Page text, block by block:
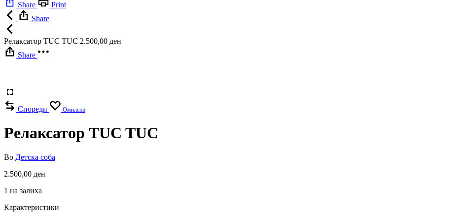
Share
Print
Share
Релаксатор TUC TUC 2.500,00 ден
Share
Спореди Омилени
Релаксатор TUC TUC
Во Детска соба
2.500,00 ден
1 на залиха
Карактеристики